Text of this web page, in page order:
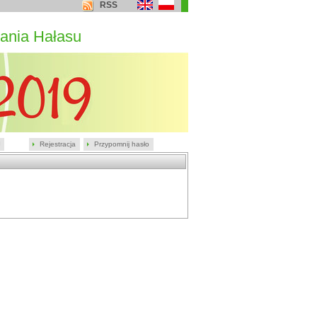
Rejestracja Przypomnij hasło
RSS
Hałasu